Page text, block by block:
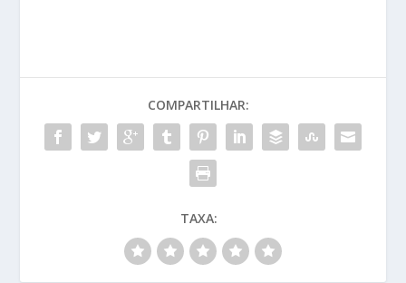
COMPARTILHAR:
TAXA: